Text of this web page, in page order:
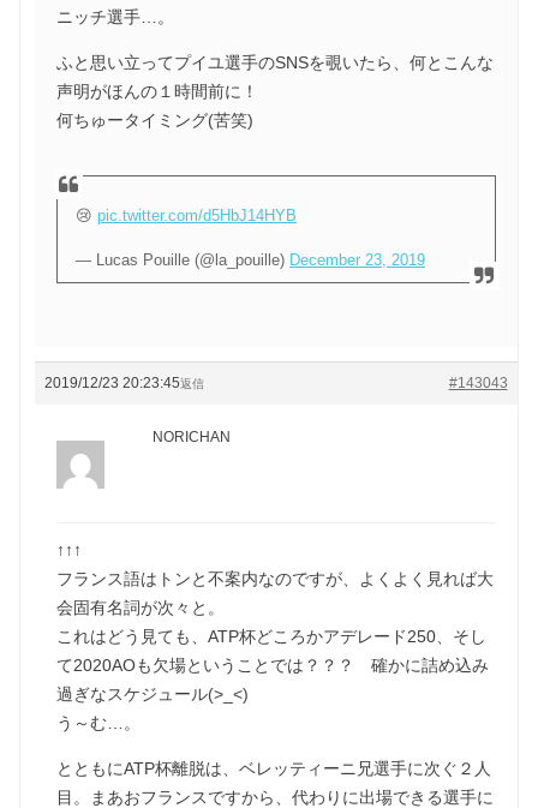
ニッチ選手…。
ふと思い立ってプイユ選手のSNSを覗いたら、何とこんな
声明がほんの１時間前に！
何ちゅータイミング(苦笑)
😢pic.twitter.com/d5HbJ14HYB
— Lucas Pouille (@la_pouille) December 23, 2019
2019/12/23 20:23:45 #143043
返信
NORICHAN
↑↑↑
フランス語はトンと不案内なのですが、よくよく見れば大
会固有名詞が次々と。
これはどう見ても、ATP杯どころかアデレード250、そし
て2020AOも欠場ということでは？？？ 確かに詰め込み
過ぎなスケジュール(>_<)
う～む…。
とともにATP杯離脱は、ベレッティーニ兄選手に次ぐ２人
目。まあおフランスですから、代わりに出場できる選手に